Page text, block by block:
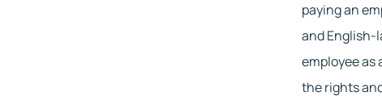
paying an
and English-
employee as
the rights